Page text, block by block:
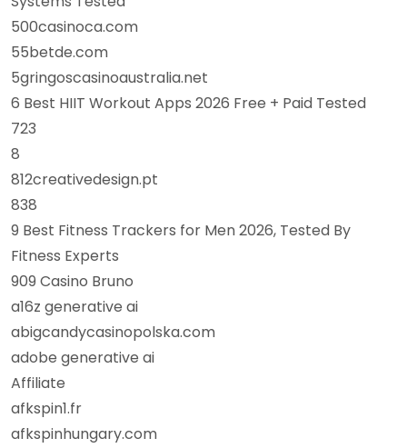
500casinoca.com
55betde.com
5gringoscasinoaustralia.net
6 Best HIIT Workout Apps 2026 Free + Paid Tested
723
8
812creativedesign.pt
838
9 Best Fitness Trackers for Men 2026, Tested By
Fitness Experts
909 Casino Bruno
a16z generative ai
abigcandycasinopolska.com
adobe generative ai
Affiliate
afkspin1.fr
afkspinhungary.com